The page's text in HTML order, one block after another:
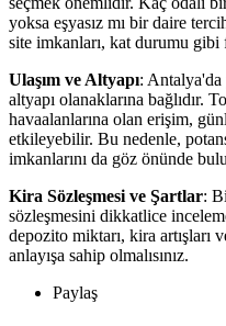
yoksa eşyasız mı bir daire
site imkanları, kat durumu gibi
Ulaşım ve Altyapı: Antalya'da
altyapı olanaklarına bağlıdır.
havaalanlarına olan erişim,
etkileyebilir. Bu nedenle,
imkanlarını da göz önünde
Kira Sözleşmesi ve Şartlar:
sözleşmesini dikkatlice
depozito miktarı, kira artışları
anlayışa sahip olmalısınız.
Paylaş